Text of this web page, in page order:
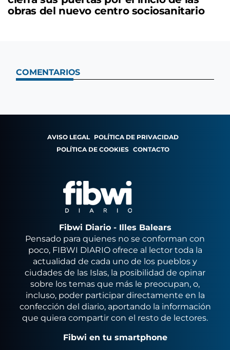
obras del nuevo centro sociosanitario
COMENTARIOS
AVISO LEGAL POLÍTICA DE PRIVACIDAD
POLÍTICA DE COOKIES CONTACTO
Fibwi Diario - Illes Balears
Pensado para quienes no se conforman con
poco, FIBWI DIARIO ofrece al lector toda la
actualidad de cada uno de los pueblos y
ciudades de las Islas, la posibilidad de opinar
sobre los temas que más le preocupan, o,
incluso, poder participar directamente en la
confección del diario, aportando la información
que quiera compartir con el resto de lectores.
Fibwi en tu smartphone